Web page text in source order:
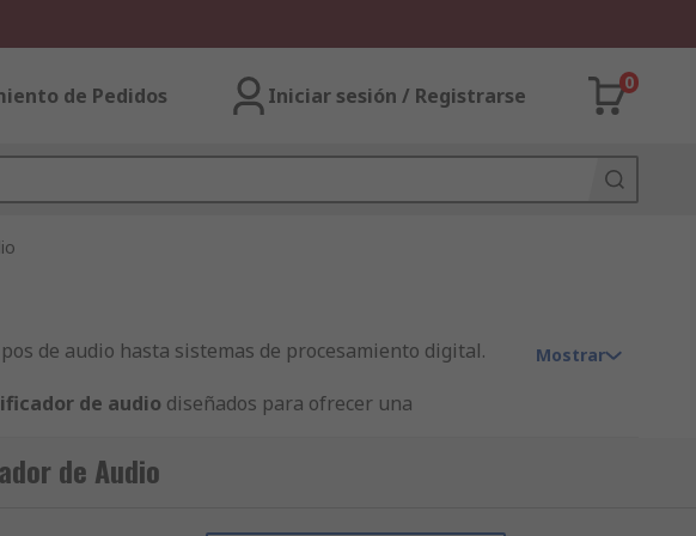
de Pedidos Iniciar sesión / Registrarse
0
de audio hasta sistemas de procesamiento digital.
de audio diseñados para ofrecer una
Mostrar
de Audio